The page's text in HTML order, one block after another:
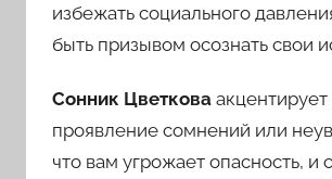
избежать социального
быть призывом осознать свои
Сонник Цветкова
проявление сомнений или
что вам угрожает опасность,